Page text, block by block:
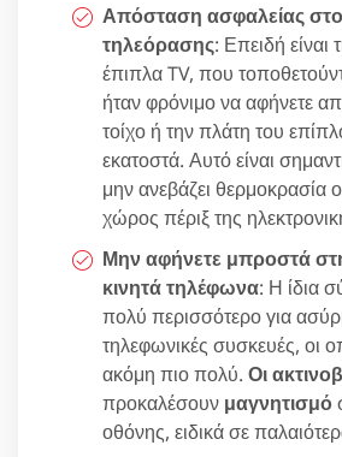
Απόσταση ασφαλείας
τηλεόρασης: Επειδή είναι
έπιπλα TV, που
ήταν φρόνιμο να αφήνετε
τοίχο ή την πλάτη του
εκατοστά. Αυτό είναι
μην ανεβάζει θερμοκρασία
χώρος πέριξ της
Μην αφήνετε μπροστά
κινητά τηλέφωνα: Η ίδια
πολύ περισσότερο για
τηλεφωνικές συσκευές, οι
ακόμη πιο πολύ. Οι
προκαλέσουν μαγνητισμό
οθόνης, ειδικά σε